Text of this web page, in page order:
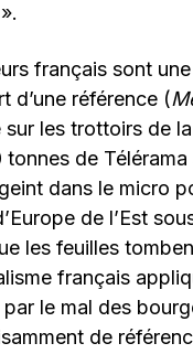
français sont
d’une référence (
les trottoirs de
tonnes de
dans le micro
de l’Est
les feuilles
français
le mal des
de